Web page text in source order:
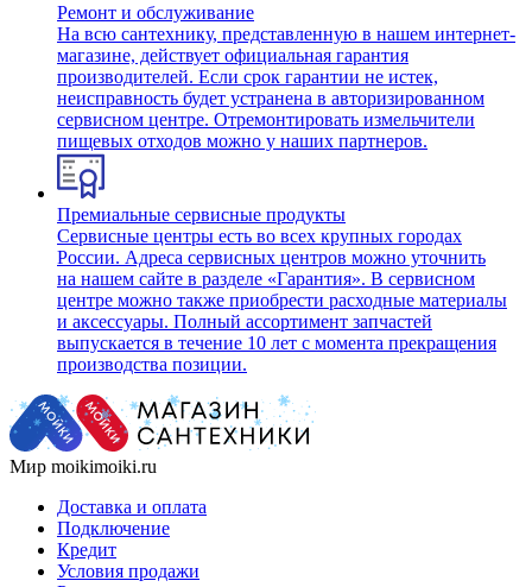
Ремонт и обслуживание
На всю сантехнику, представленную в нашем интернет-
магазине, действует официальная гарантия
производителей. Если срок гарантии не истек,
неисправность будет устранена в авторизированном
сервисном центре. Отремонтировать измельчители
пищевых отходов можно у наших партнеров.
Премиальные сервисные продукты
Сервисные центры есть во всех крупных городах
России. Адреса сервисных центров можно уточнить
на нашем сайте в разделе «Гарантия». В сервисном
центре можно также приобрести расходные материалы
и аксессуары. Полный ассортимент запчастей
выпускается в течение 10 лет с момента прекращения
производства позиции.
Мир moikimoiki.ru
Доставка и оплата
Подключение
Кредит
Условия продажи